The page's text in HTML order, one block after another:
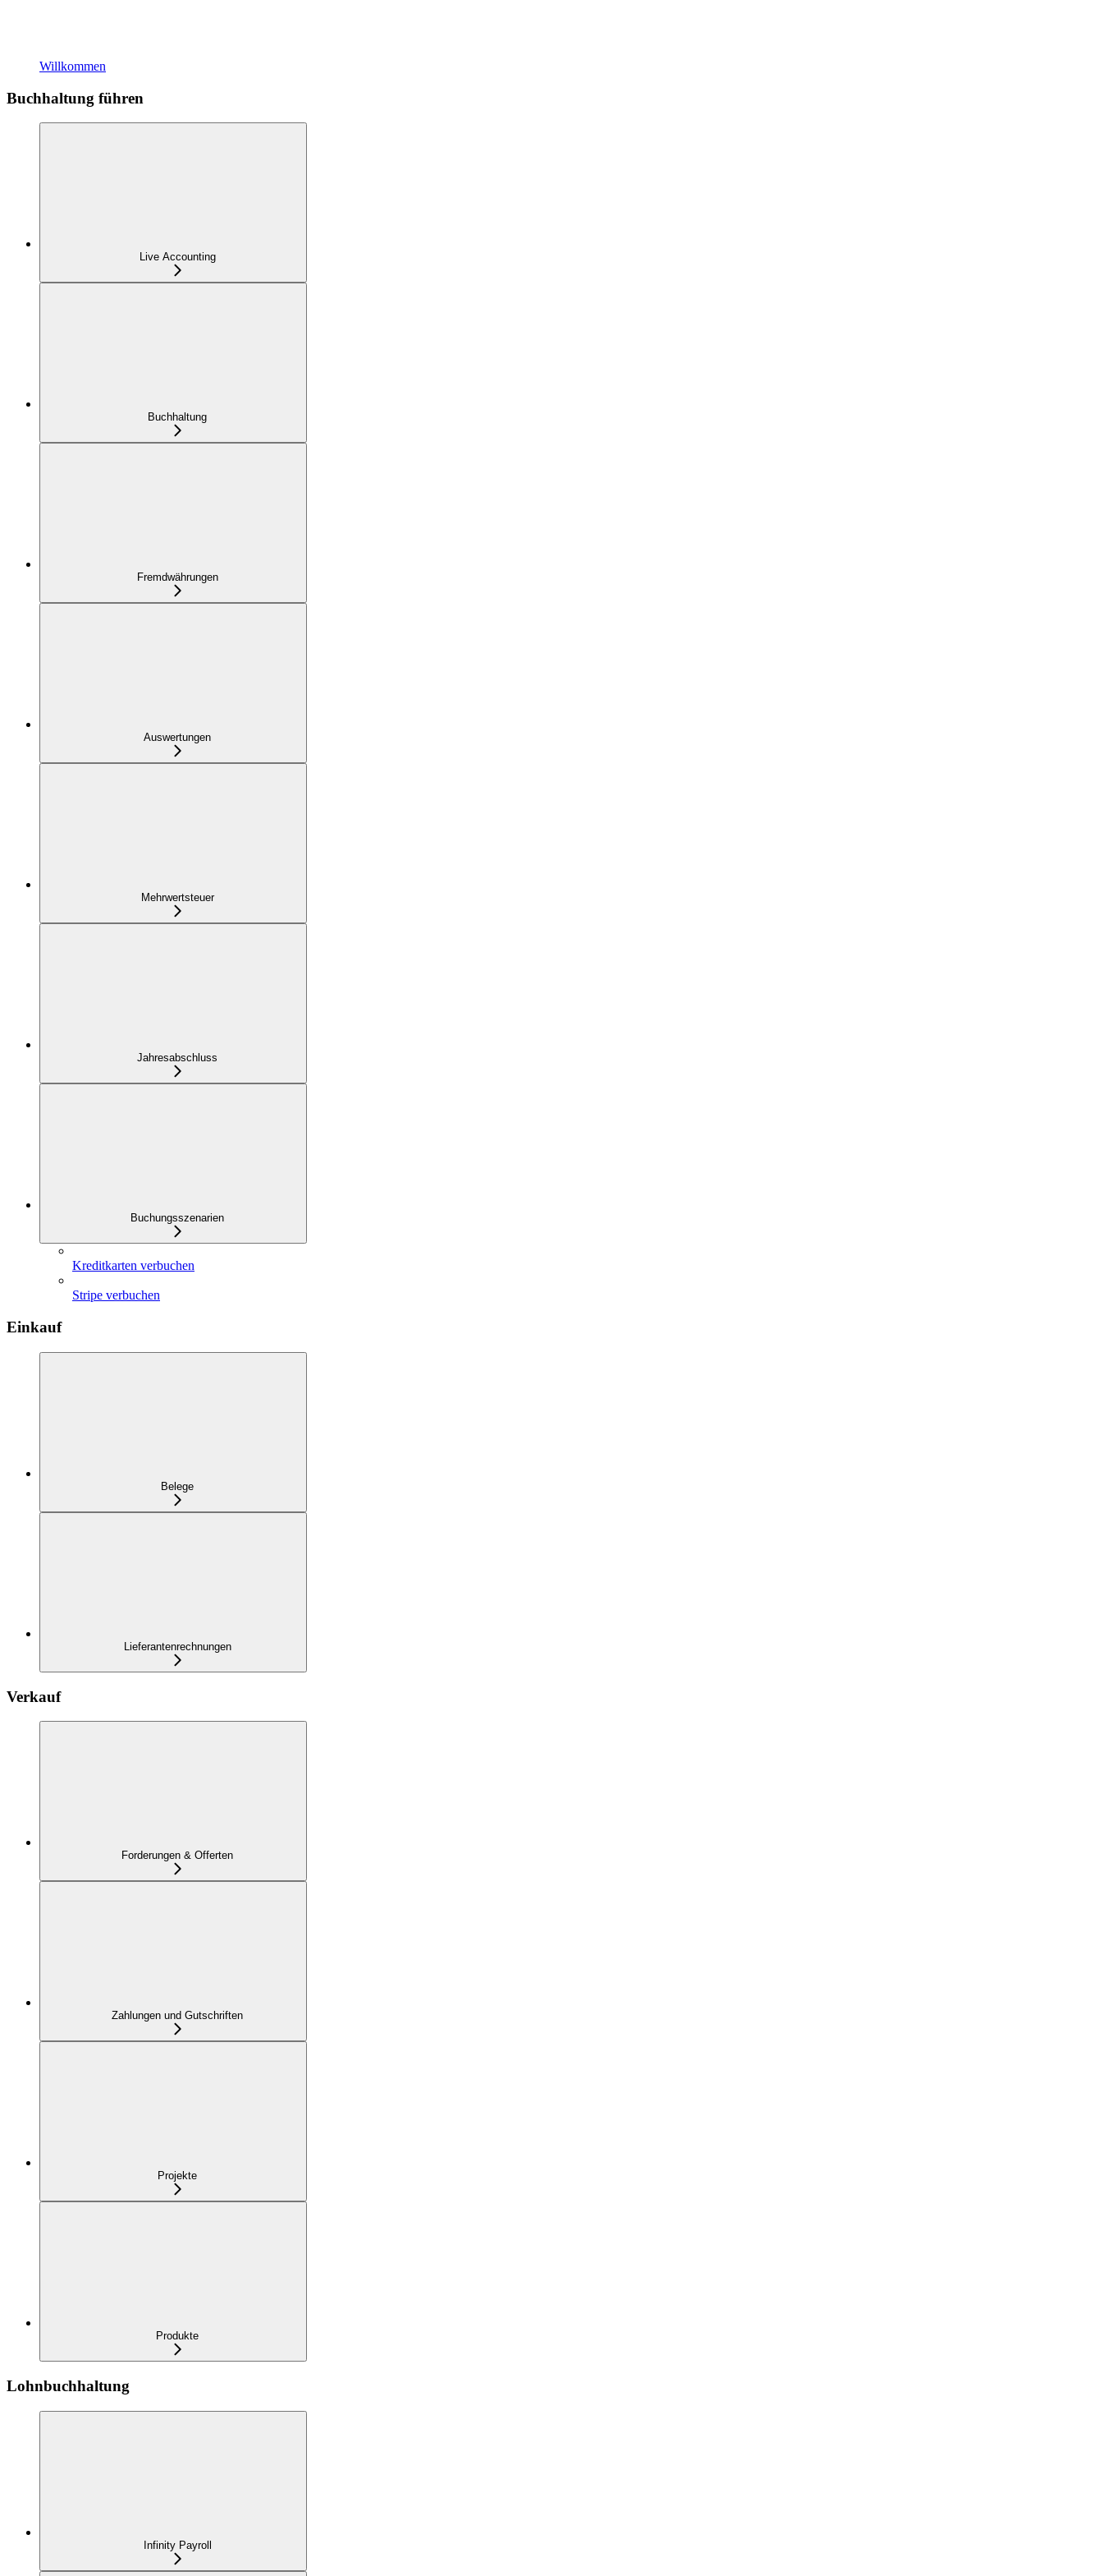
Willkommen
Buchhaltung führen
Live Accounting
Buchhaltung
Fremdwährungen
Auswertungen
Mehrwertsteuer
Jahresabschluss
Buchungsszenarien
Kreditkarten verbuchen
Stripe verbuchen
Einkauf
Belege
Lieferantenrechnungen
Verkauf
Forderungen & Offerten
Zahlungen und Gutschriften
Projekte
Produkte
Lohnbuchhaltung
Infinity Payroll